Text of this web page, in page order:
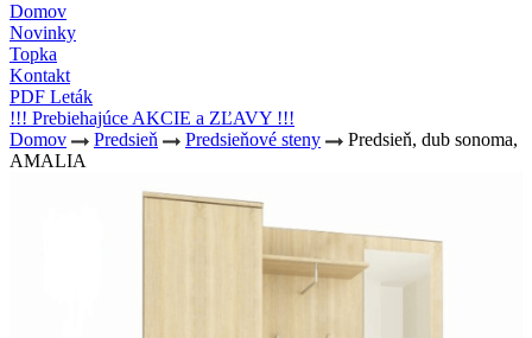
Domov
Novinky
Topka
Kontakt
PDF Leták
!!! Prebiehajúce AKCIE a ZĽAVY !!!
Domov
Predsieň Predsieňové steny
Predsieň, dub sonoma,
AMALIA